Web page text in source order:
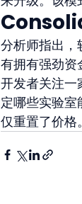
分析师指出
有拥有强劲资
开发者关注一
定哪些实验
仅重置了价格。